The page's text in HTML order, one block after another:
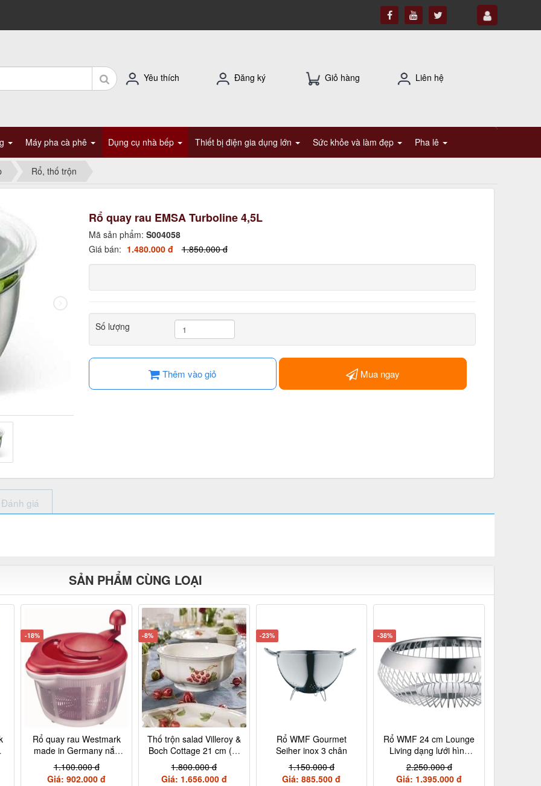
Yêu thích Đăng ký Giỏ hàng Liên hệ
Máy pha cà phê Dụng cụ nhà bếp Thiết bị điện gia dụng lớn Sức khỏe và làm đẹp Pha lê
Rổ, thố trộn
Rổ quay rau EMSA Turboline 4,5L
Mã sản phẩm: S004058
Giá bán: 1.480.000 đ 1.850.000 đ
Số lượng
Thêm vào giỏ Mua ngay
Đánh giá
SẢN PHẨM CÙNG LOẠI
-18%
Rổ quay rau Westmark
made in Germany nắp
đỏ
1.100.000 đ
Giá: 902.000 đ
-8%
Thố trộn salad Villeroy &
Boch Cottage 21 cm (2)
10-1115-3170
1.800.000 đ
Giá: 1.656.000 đ
-23%
Rổ WMF Gourmet
Seiher inox 3 chân
1.150.000 đ
Giá: 885.500 đ
-38%
Rổ WMF 24 cm Lounge
Living dạng lưới hình
tròn dẹt nội địa Đức
2.250.000 đ
Giá: 1.395.000 đ